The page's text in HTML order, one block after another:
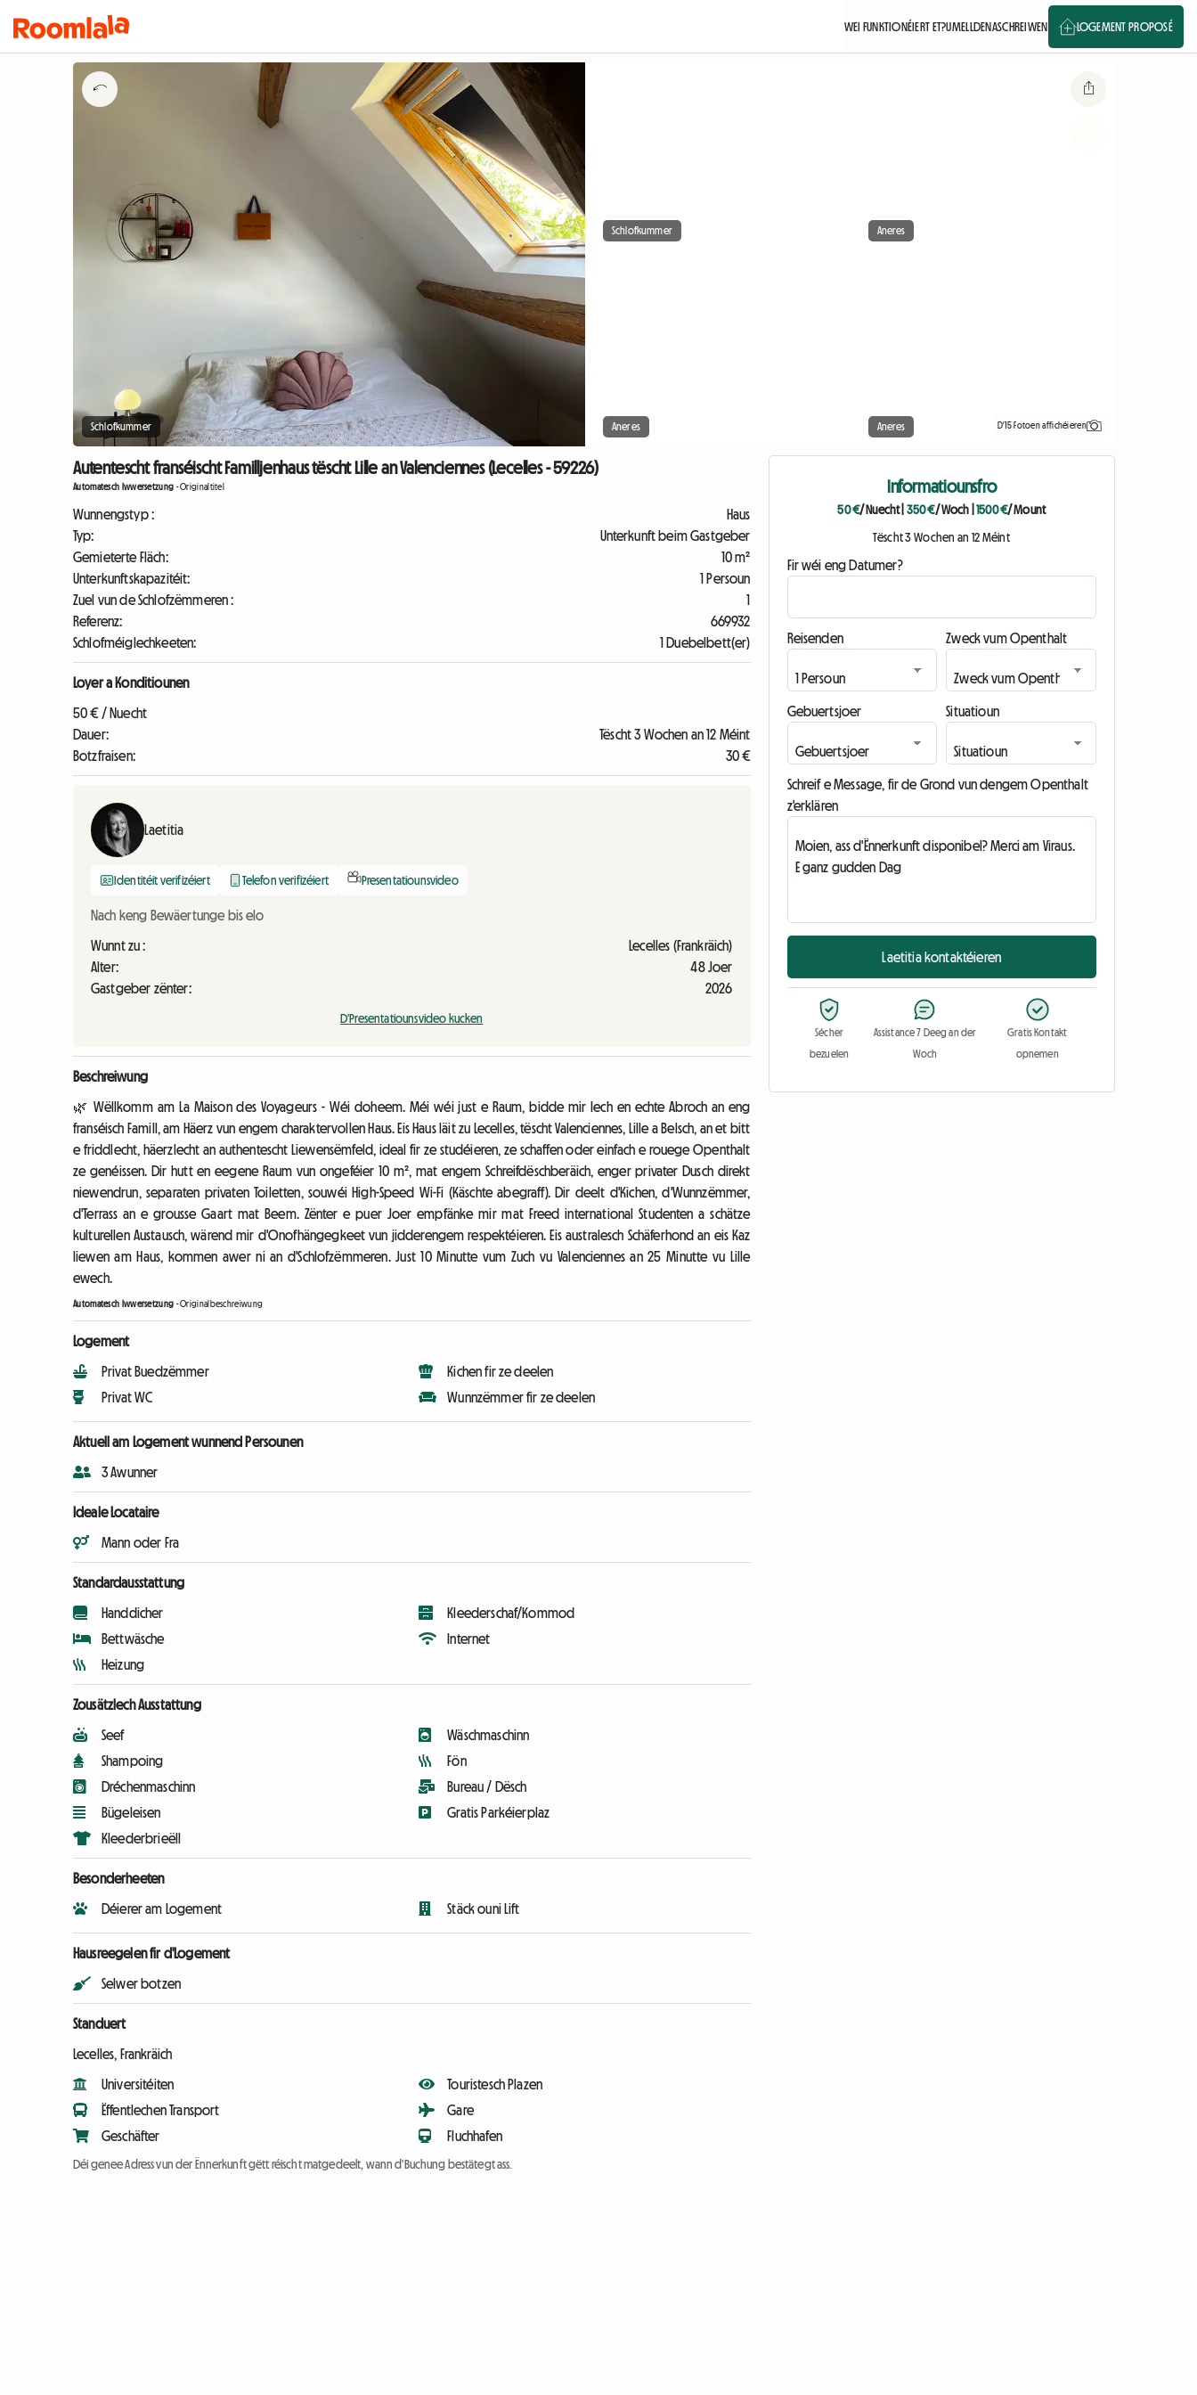
WEI FUNKTIONÉIERT ET?UMELLDENASCHREIWEN LOGEMENT PROPOSÉ
Schlofkummer
Schlofkummer Aneres
Aneres Aneres D'15 Fotoen affichéieren
Autentescht franséischt Familljenhaus tëscht Lille an Valenciennes (Lecelles - 59226)
Automatesch Iwwersetzung -Originaltitel
Wunnengstyp :
Haus
Typ:
Unterkunft beim Gastgeber
Gemieterte Fläch:
10 m²
Unterkunftskapazitéit:
1 Persoun
Zuel vun de Schlofzëmmeren :
1
Referenz:
669932
Schlofméiglechkeeten:
1 Duebelbett(er)
Loyer a Konditiounen
50 € / Nuecht
Dauer:
Tëscht 3 Wochen an 12 Méint
Botzfraisen:
30 €
Laetitia
Identitéit verifizéiert Telefon verifizéiert Presentatiounsvideo
Nach keng Bewäertunge bis elo
Wunnt zu :
Lecelles (Frankräich)
Alter:
48 Joer
Gastgeber zënter:
2026
D'Presentatiounsvideo kucken
Beschreiwung
🌿 Wëllkomm am La Maison des Voyageurs - Wéi doheem. Méi wéi just e Raum, bidde mir Iech en echte Abroch an eng
franséisch Famill, am Häerz vun engem charaktervollen Haus. Eis Haus läit zu Lecelles, tëscht Valenciennes, Lille a Belsch, an et bitt
e friddlecht, häerzlecht an authentescht Liewensëmfeld, ideal fir ze studéieren, ze schaffen oder einfach e rouege Openthalt
ze genéissen. Dir hutt en eegene Raum vun ongeféier 10 m², mat engem Schreifdëschberäich, enger privater Dusch direkt
niewendrun, separaten privaten Toiletten, souwéi High-Speed Wi-Fi (Käschte abegraff). Dir deelt d'Kichen, d'Wunnzëmmer,
d'Terrass an e grousse Gaart mat Beem. Zënter e puer Joer empfänke mir mat Freed international Studenten a schätze
kulturellen Austausch, wärend mir d'Onofhängegkeet vun jidderengem respektéieren. Eis australesch Schäferhond an eis Kaz
liewen am Haus, kommen awer ni an d'Schlofzëmmeren. Just 10 Minutte vum Zuch vu Valenciennes an 25 Minutte vu Lille
ewech.
Automatesch Iwwersetzung -Originalbeschreiwung
Logement
Privat Buedzëmmer
Privat WC
Kichen fir ze deelen
Wunnzëmmer fir ze deelen
Aktuell am Logement wunnend Persounen
3 Awunner
Ideale Locataire
Mann oder Fra
Standardausstattung
Handdicher
Bettwäsche
Heizung
Kleederschaf/Kommod
Internet
Zousätzlech Ausstattung
Seef
Shampoing
Dréchenmaschinn
Bügeleisen
Kleederbrieëll
Wäschmaschinn
Fön
Bureau / Dësch
Gratis Parkéierplaz
Besonderheeten
Déierer am Logement Stäck ouni Lift
Hausreegelen fir d'Logement
Selwer botzen
Standuert
Lecelles, Frankräich
Universitéiten
Ëffentlechen Transport
Geschäfter
Touristesch Plazen
Gare
Fluchhafen
Déi genee Adress vun der Ënnerkunft gëtt réischt matgedeelt, wann d'Buchung bestätegt ass.
Informatiounsfro
50 €/ Nuecht| 350 €/ Woch |1500 €/ Mount
Tëscht 3 Wochen an 12 Méint
Fir wéi eng Datumer?
Reisenden Zweck vum Openthalt
Gebuertsjoer Situatioun
Schreif e Message, fir de Grond vun dengem Openthalt
z'erklären
Laetitia kontaktéieren
Sécher
bezuelen
Assistance 7 Deeg an der
Woch
Gratis Kontakt
opnemen